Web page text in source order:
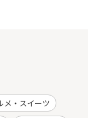
メ・スイーツ